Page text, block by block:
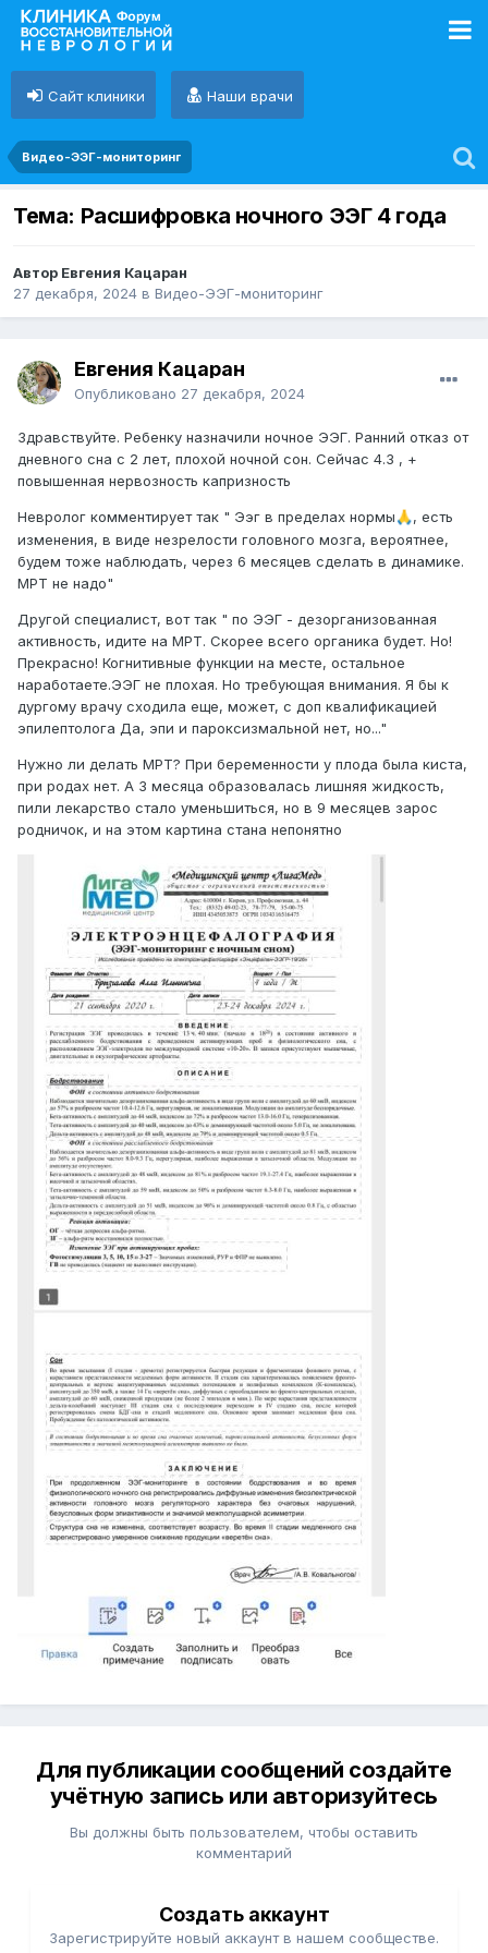
Сайт клиники Наши врачи
Видео-ЭЭГ-мониторинг
Тема: Расшифровка ночного ЭЭГ 4 года
Автор Евгения Кацаран
27 декабря, 2024 в Видео-ЭЭГ-мониторинг
Евгения Кацаран
Опубликовано 27 декабря, 2024
Здравствуйте. Ребенку назначили ночное ЭЭГ. Ранний отказ от
дневного сна с 2 лет, плохой ночной сон. Сейчас 4.3 , +
повышенная нервозность капризность
Невролог комментирует так " Ээг в пределах нормы 🙏, есть
изменения, в виде незрелости головного мозга, вероятнее,
будем тоже наблюдать, через 6 месяцев сделать в динамике.
МРТ не надо"
Другой специалист, вот так " по ЭЭГ - дезорганизованная
активность, идите на МРТ. Скорее всего органика будет. Но!
Прекрасно! Когнитивные функции на месте, остальное
наработаете.ЭЭГ не плохая. Но требующая внимания. Я бы к
дургому врачу сходила еще, может, с доп квалификацией
эпилептолога Да, эпи и пароксизмальной нет, но..."
Нужно ли делать МРТ? При беременности у плода была киста,
при родах нет. А 3 месяца образовалась лишняя жидкость,
пили лекарство стало уменьшиться, но в 9 месяцев зарос
родничок, и на этом картина стана непонятно
Для публикации сообщений создайте
учётную запись или авторизуйтесь
Вы должны быть пользователем, чтобы оставить
комментарий
Создать аккаунт
Зарегистрируйте новый аккаунт в нашем сообществе.